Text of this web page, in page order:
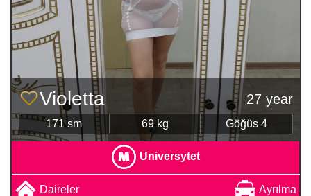
Violetta 27 year
171 sm 69 kg Göğüs 4
Universytet
Daireler Ayrılma